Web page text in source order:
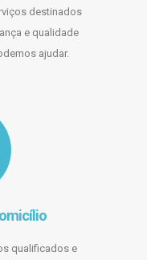
destinados
e qualidade
ajudar.
qualificados e